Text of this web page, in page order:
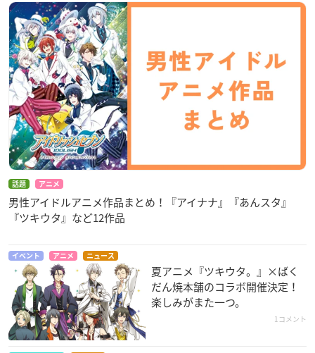
話題 アニメ
男性アイドルアニメ作品まとめ！『アイナナ』『あんスタ』
『ツキウタ』など12作品
イベント アニメ ニュース
夏アニメ『ツキウタ。』×ばく
だん焼本舗のコラボ開催決定！
楽しみがまた一つ。
1コメント